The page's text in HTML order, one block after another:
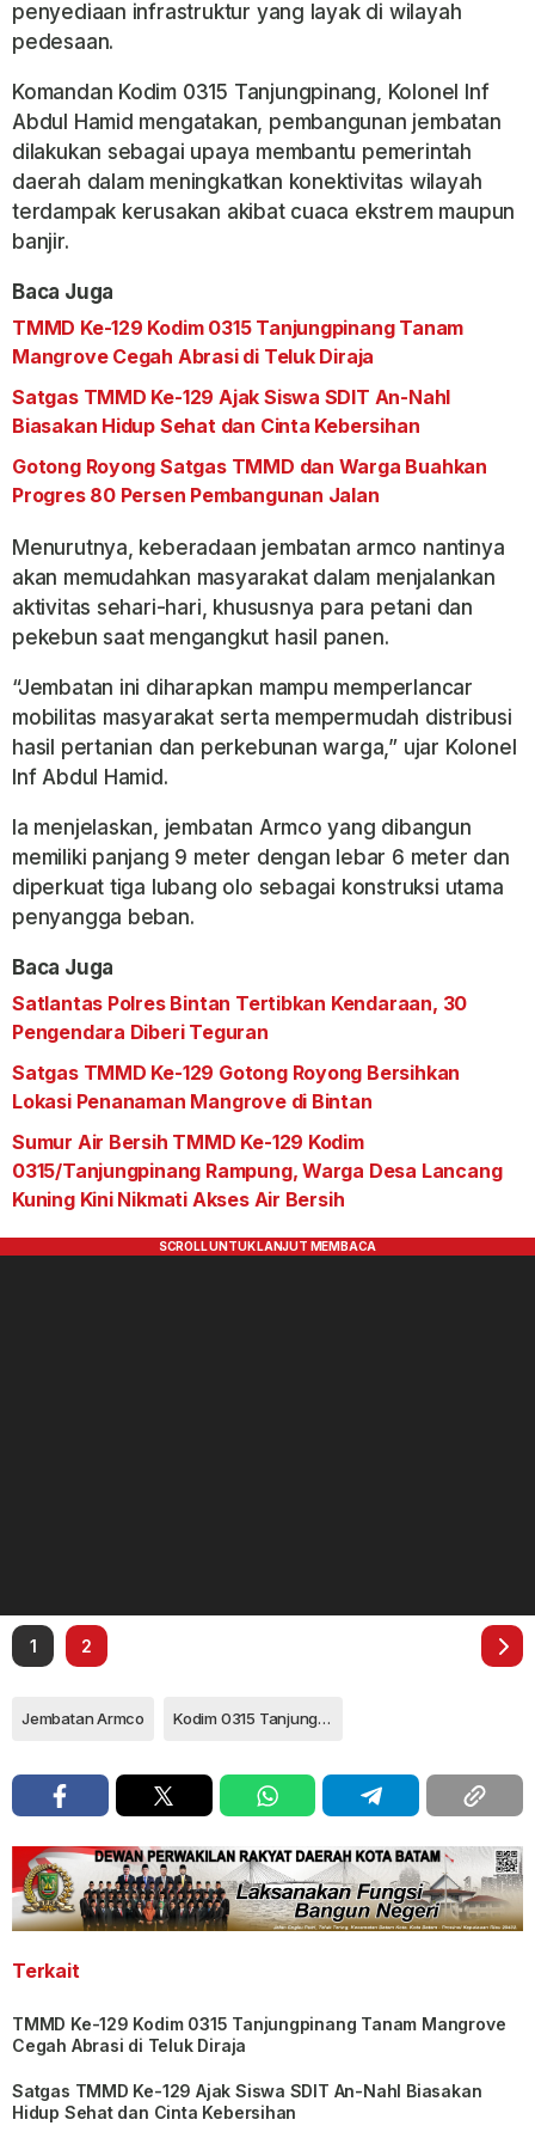
penyediaan infrastruktur yang layak di wilayah
pedesaan.
Komandan Kodim 0315 Tanjungpinang, Kolonel Inf
Abdul Hamid mengatakan, pembangunan jembatan
dilakukan sebagai upaya membantu pemerintah
daerah dalam meningkatkan konektivitas wilayah
terdampak kerusakan akibat cuaca ekstrem maupun
banjir.
Baca Juga
TMMD Ke-129 Kodim 0315 Tanjungpinang Tanam
Mangrove Cegah Abrasi di Teluk Diraja
Satgas TMMD Ke-129 Ajak Siswa SDIT An-Nahl
Biasakan Hidup Sehat dan Cinta Kebersihan
Gotong Royong Satgas TMMD dan Warga Buahkan
Progres 80 Persen Pembangunan Jalan
Menurutnya, keberadaan jembatan armco nantinya
akan memudahkan masyarakat dalam menjalankan
aktivitas sehari-hari, khususnya para petani dan
pekebun saat mengangkut hasil panen.
“Jembatan ini diharapkan mampu memperlancar
mobilitas masyarakat serta mempermudah distribusi
hasil pertanian dan perkebunan warga,” ujar Kolonel
Inf Abdul Hamid.
Ia menjelaskan, jembatan Armco yang dibangun
memiliki panjang 9 meter dengan lebar 6 meter dan
diperkuat tiga lubang olo sebagai konstruksi utama
penyangga beban.
Baca Juga
Satlantas Polres Bintan Tertibkan Kendaraan, 30
Pengendara Diberi Teguran
Satgas TMMD Ke-129 Gotong Royong Bersihkan
Lokasi Penanaman Mangrove di Bintan
Sumur Air Bersih TMMD Ke-129 Kodim
0315/Tanjungpinang Rampung, Warga Desa Lancang
Kuning Kini Nikmati Akses Air Bersih
1 2
Jembatan Armco Kodim 0315 Tanjungpinang
Terkait
TMMD Ke-129 Kodim 0315 Tanjungpinang Tanam Mangrove
Cegah Abrasi di Teluk Diraja
Satgas TMMD Ke-129 Ajak Siswa SDIT An-Nahl Biasakan
Hidup Sehat dan Cinta Kebersihan